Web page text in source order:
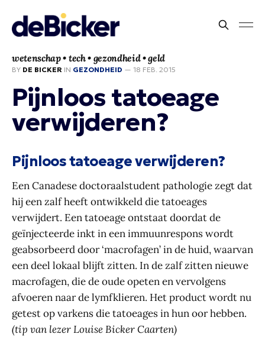
wetenschap • tech • gezondheid • geld
BY DE BICKER IN GEZONDHEID — 18 FEB. 2015
Pijnloos tatoeage
verwijderen?
Pijnloos tatoeage verwijderen?
Een Canadese doctoraalstudent pathologie zegt dat
hij een zalf heeft ontwikkeld die tatoeages
verwijdert. Een tatoeage ontstaat doordat de
geïnjecteerde inkt in een immuunrespons wordt
geabsorbeerd door ‘macrofagen’ in de huid, waarvan
een deel lokaal blijft zitten. In de zalf zitten nieuwe
macrofagen, die de oude opeten en vervolgens
afvoeren naar de lymfklieren. Het product wordt nu
getest op varkens die tatoeages in hun oor hebben.
(tip van lezer Louise Bicker Caarten)